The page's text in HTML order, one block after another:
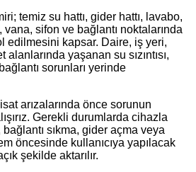
temiz su hattı, gider hattı, lavabo,
sifon ve bağlantı noktalarında
edilmesini kapsar. Daire, iş yeri,
yaşanan su sızıntısı,
sorunları yerinde
arızalarında önce sorunun
Gerekli durumlarda cihazla
sıkma, gider açma veya
öncesinde kullanıcıya yapılacak
şekilde aktarılır.